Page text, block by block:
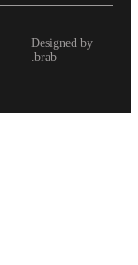
Designed by
.brab